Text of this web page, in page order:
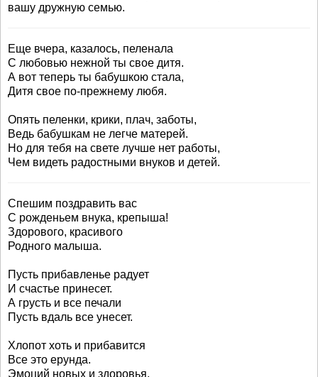
вашу дружную семью.
Еще вчера, казалось, пеленала
С любовью нежной ты свое дитя.
А вот теперь ты бабушкою стала,
Дитя свое по-прежнему любя.
Опять пеленки, крики, плач, заботы,
Ведь бабушкам не легче матерей.
Но для тебя на свете лучше нет работы,
Чем видеть радостными внуков и детей.
Спешим поздравить вас
С рожденьем внука, крепыша!
Здорового, красивого
Родного малыша.
Пусть прибавленье радует
И счастье принесет.
А грусть и все печали
Пусть вдаль все унесет.
Хлопот хоть и прибавится
Все это ерунда.
Эмоций новых и здоровья,